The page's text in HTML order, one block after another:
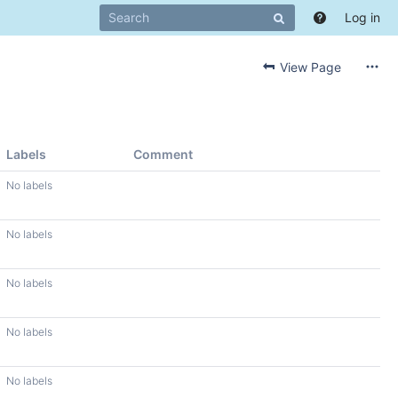
Log in
View Page
Labels Comment
No labels
No labels
No labels
No labels
No labels